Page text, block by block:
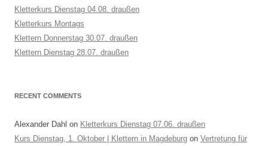
Kletterkurs Dienstag 04.08. draußen
Kletterkurs Montags
Klettern Donnerstag 30.07. draußen
Klettern Dienstag 28.07. draußen
RECENT COMMENTS
Alexander Dahl on Kletterkurs Dienstag 07.06. draußen
Kurs Dienstag, 1. Oktober | Klettern in Magdeburg on Vertretung für